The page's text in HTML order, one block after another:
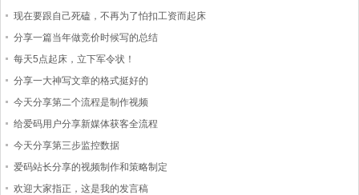
现在要跟自己死磕，不再为了怕扣工资而起床
分享一篇当年做竞价时候写的总结
每天5点起床，立下军令状！
分享一大神写文章的格式挺好的
今天分享第二个流程是制作视频
给爱码用户分享新媒体获客全流程
今天分享第三步监控数据
爱码站长分享的视频制作和策略制定
欢迎大家指正，这是我的发言稿